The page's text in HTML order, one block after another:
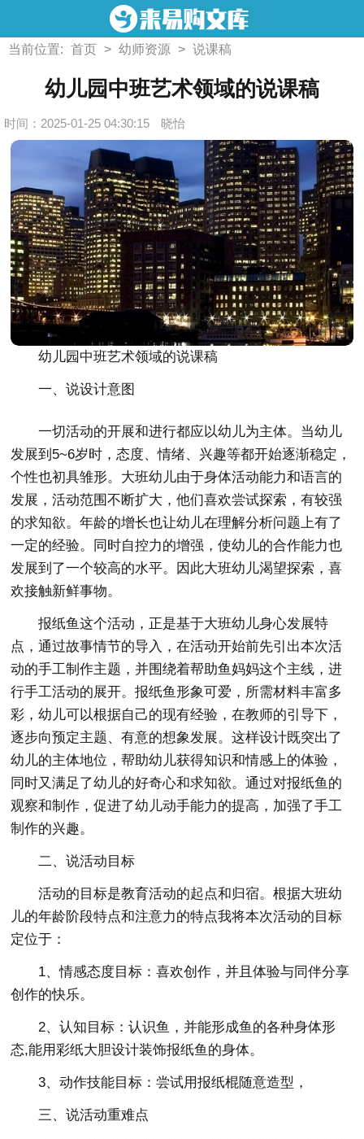
当前位置: 首页 > 幼师资源 > 说课稿
幼儿园中班艺术领域的说课稿
时间：2025-01-25 04:30:15 晓怡
幼儿园中班艺术领域的说课稿
一、说设计意图
一切活动的开展和进行都应以幼儿为主体。当幼儿
发展到5~6岁时，态度、情绪、兴趣等都开始逐渐稳定，
个性也初具雏形。大班幼儿由于身体活动能力和语言的
发展，活动范围不断扩大，他们喜欢尝试探索，有较强
的求知欲。年龄的增长也让幼儿在理解分析问题上有了
一定的经验。同时自控力的增强，使幼儿的合作能力也
发展到了一个较高的水平。因此大班幼儿渴望探索，喜
欢接触新鲜事物。
报纸鱼这个活动，正是基于大班幼儿身心发展特
点，通过故事情节的导入，在活动开始前先引出本次活
动的手工制作主题，并围绕着帮助鱼妈妈这个主线，进
行手工活动的展开。报纸鱼形象可爱，所需材料丰富多
彩，幼儿可以根据自己的现有经验，在教师的引导下，
逐步向预定主题、有意的想象发展。这样设计既突出了
幼儿的主体地位，帮助幼儿获得知识和情感上的体验，
同时又满足了幼儿的好奇心和求知欲。通过对报纸鱼的
观察和制作，促进了幼儿动手能力的提高，加强了手工
制作的兴趣。
二、说活动目标
活动的目标是教育活动的起点和归宿。根据大班幼
儿的年龄阶段特点和注意力的特点我将本次活动的目标
定位于：
1、情感态度目标：喜欢创作，并且体验与同伴分享
创作的快乐。
2、认知目标：认识鱼，并能形成鱼的各种身体形
态,能用彩纸大胆设计装饰报纸鱼的身体。
3、动作技能目标：尝试用报纸棍随意造型，
三、说活动重难点